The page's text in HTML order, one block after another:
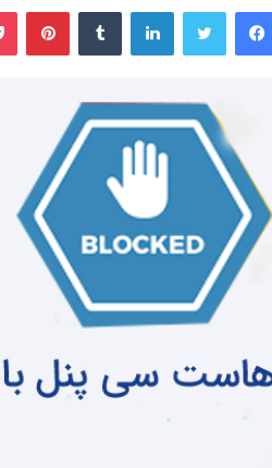
فیسبوک لینکداین پینتریست